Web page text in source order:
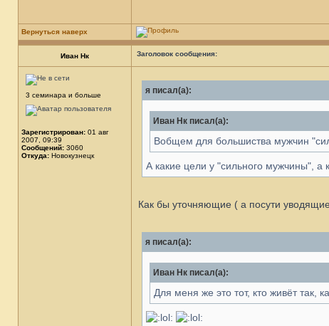
Вернуться наверх
Иван Нк Заголовок сообщения:
3 семинара и больше
Зарегистрирован: 01 авг
2007, 09:39
Сообщений: 3060
Откуда: Новокузнецк
я писал(а):
Иван Нк писал(а):
Вобщем для большиства мужчин
А какие цели у "сильного мужчины",
Как бы уточняющие ( а посути
я писал(а):
Иван Нк писал(а):
Для меня же это тот, кто живёт так,